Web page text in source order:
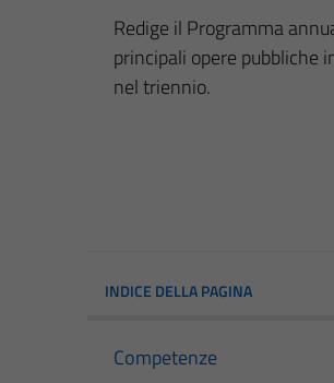
Redige il Programma
principali opere pubbliche
nel triennio.
INDICE DELLA PAGINA
Competenze